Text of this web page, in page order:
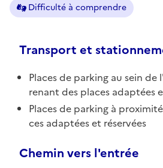
Difficulté à comprendre
Transport et
Places de parking au sein
renant des places adaptées
Places de parking à
ces adaptées et réservées
Chemin vers l'entrée